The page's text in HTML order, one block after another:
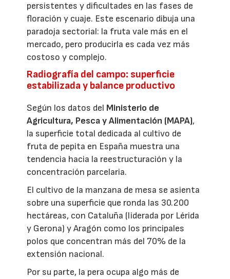
persistentes y dificultades en las fases de
floración y cuaje. Este escenario dibuja una
paradoja sectorial: la fruta vale más en el
mercado, pero producirla es cada vez más
costoso y complejo.
Radiografía del campo: superficie
estabilizada y balance productivo
Según los datos del Ministerio de
Agricultura, Pesca y Alimentación (MAPA),
la superficie total dedicada al cultivo de
fruta de pepita en España muestra una
tendencia hacia la reestructuración y la
concentración parcelaria.
El cultivo de la manzana de mesa se asienta
sobre una superficie que ronda las 30.200
hectáreas, con Cataluña (liderada por Lérida
y Gerona) y Aragón como los principales
polos que concentran más del 70% de la
extensión nacional.
Por su parte, la pera ocupa algo más de